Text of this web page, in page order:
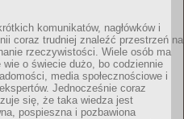
komunikatów, nagłówków i
coraz trudniej znaleźć przestrzeń na
rzeczywistości. Wiele osób ma
wie o świecie dużo, bo codziennie
media społecznościowe i
Jednocześnie coraz
się, że taka wiedza jest
pospieszna i pozbawiona